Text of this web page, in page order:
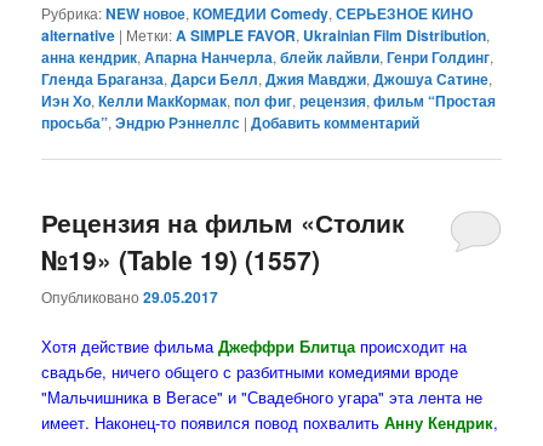
Рубрика:NEW новое,КОМЕДИИ Comedy,СЕРЬЕЗНОЕ КИНО
alternative | Метки:A SIMPLE FAVOR, Ukrainian Film Distribution,
анна кендрик,Апарна Нанчерла,блейк лайвли,Генри Голдинг,
Гленда Браганза,Дарси Белл,Джия Мавджи,Джошуа Сатине,
Иэн Хо,Келли МакКормак,пол фиг,рецензия,фильм “Простая
просьба”,Эндрю Рэннеллс |Добавить комментарий
Рецензия на фильм «Столик
№19» (Table 19) (1557)
Опубликовано29.05.2017
Хотя действие фильмаДжеффри Блитца происходит на
свадьбе, ничего общего с разбитными комедиями вроде
"Мальчишника в Вегасе" и "Свадебного угара" эта лента не
имеет. Наконец-то появился повод похвалить Анну Кендрик,